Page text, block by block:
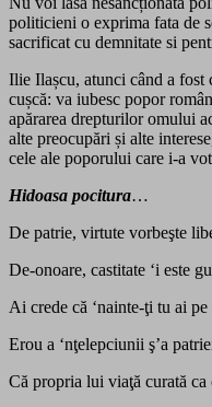
politicieni o exprima fata de
sacrificat cu demnitate si
Ilie Ilașcu, atunci când a fost
cușcă: va iubesc popor
apărarea drepturilor omului
alte preocupări și alte
cele ale poporului care i-a
Hidoasa pocitura…
De patrie, virtute vorbeşte
De-onoare, castitate ‘i este
Ai crede că ‘nainte-ţi tu ai
Erou a ‘nţelepciunii ş’a
Că propria lui